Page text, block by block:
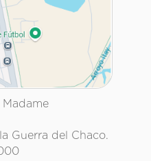
Guerra del Chaco.